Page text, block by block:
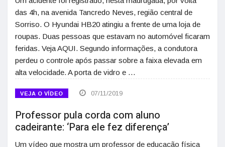
das 4h, na avenida Tancredo Neves, região central de
Sorriso. O Hyundai HB20 atingiu a frente de uma loja de
roupas. Duas pessoas que estavam no automóvel ficaram
feridas. Veja AQUI. Segundo informações, a condutora
perdeu o controle após passar sobre a faixa elevada em
alta velocidade. A porta de vidro e …
VEJA O VÍDEO 07/11/2019
Professor pula corda com aluno
cadeirante: ‘Para ele fez diferença’
Um vídeo que mostra um professor de educação física